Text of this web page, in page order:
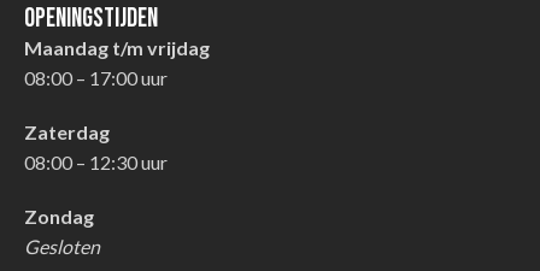
Openingstijden
Maandag t/m vrijdag
08:00 – 17:00 uur
Zaterdag
08:00 – 12:30 uur
Zondag
Gesloten